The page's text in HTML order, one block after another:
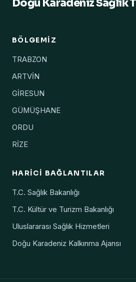
Doğu Karadeniz Sağlık
BÖLGEMIZ
TRABZON
ARTVİN
GİRESUN
GÜMÜŞHANE
ORDU
RİZE
HARICI BAĞLANTILAR
T.C. Sağlık Bakanlığı
T.C. Kültür ve Turizm Bakanlığı
Uluslararası Sağlık Hizmetleri
Doğu Karadeniz Kalkınma Ajansı